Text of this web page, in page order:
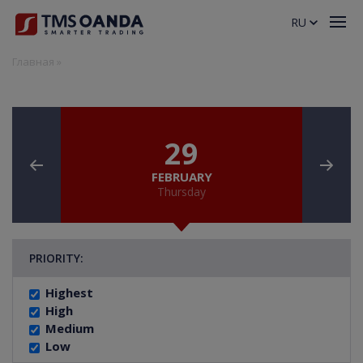
29
FEBRUARY
Thursday
PRIORITY:
Highest
High
Medium
Low
RU